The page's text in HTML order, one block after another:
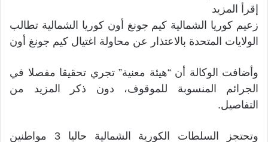
إقرأ المزيد
زعيم كوريا الشمالية كيم جونغ أون كوريا الشمالية تطالب
الولايات المتحدة بالاعتذار عن محاولة اغتيال كيم جونغ أون
وأضافت الوكالة أن “هيئة معنية” تجري تحقيقا مفصلا في
الجرائم المنسوبة للموقوف، دون ذكر المزيد من
التفاصيل.
وتحتجز السلطات الكورية الشمالية حاليا 3 مواطنين